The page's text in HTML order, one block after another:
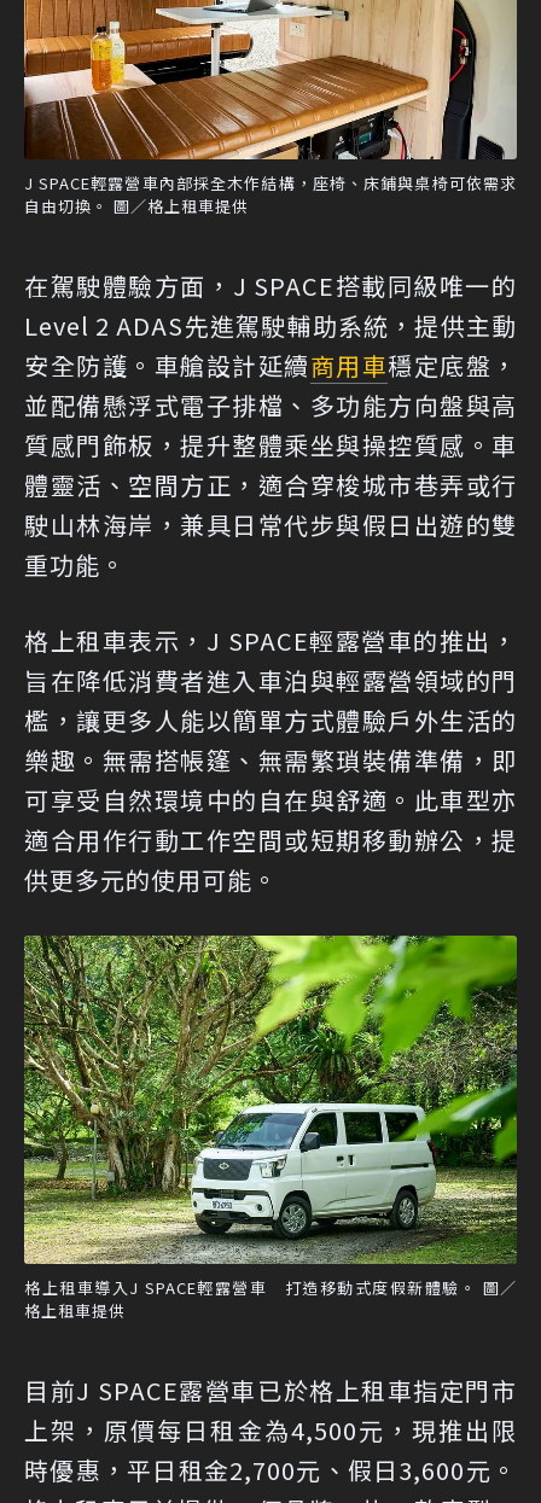
J SPACE輕露營車內部採全木作結構，座椅、床鋪與桌椅可依需求
自由切換。 圖／格上租車提供
在駕駛體驗方面，J SPACE搭載同級唯一的
Level 2 ADAS先進駕駛輔助系統，提供主動
安全防護。車艙設計延續商用車穩定底盤，
並配備懸浮式電子排檔、多功能方向盤與高
質感門飾板，提升整體乘坐與操控質感。車
體靈活、空間方正，適合穿梭城市巷弄或行
駛山林海岸，兼具日常代步與假日出遊的雙
重功能。
格上租車表示，J SPACE輕露營車的推出，
旨在降低消費者進入車泊與輕露營領域的門
檻，讓更多人能以簡單方式體驗戶外生活的
樂趣。無需搭帳篷、無需繁瑣裝備準備，即
可享受自然環境中的自在與舒適。此車型亦
適合用作行動工作空間或短期移動辦公，提
供更多元的使用可能。
格上租車導入J SPACE輕露營車 打造移動式度假新體驗。 圖／
格上租車提供
目前J SPACE露營車已於格上租車指定門市
上架，原價每日租金為4,500元，現推出限
時優惠，平日租金2,700元、假日3,600元。